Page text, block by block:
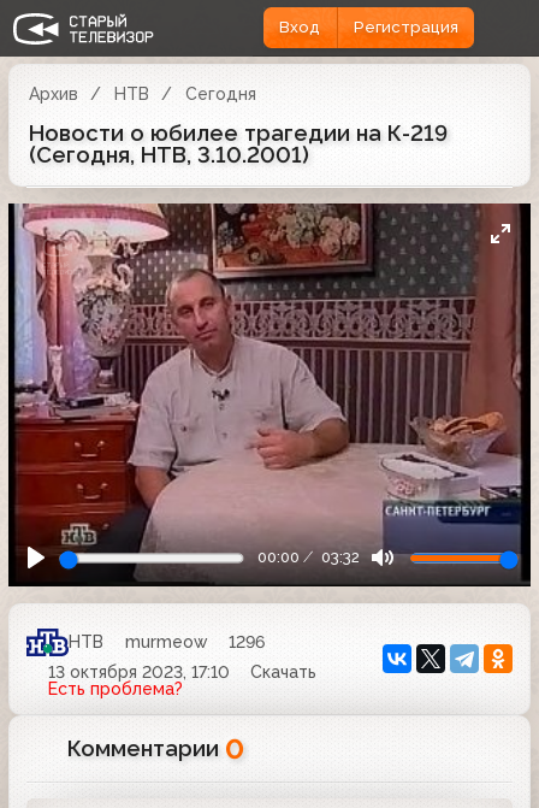
Вход Регистрация
Архив НТВ Сегодня
Новости о юбилее трагедии на К-219
(Сегодня, НТВ, 3.10.2001)
00:00 03:32
НТВ murmeow
1296
13 октября 2023, 17:10
Скачать
Есть проблема?
Комментарии 0